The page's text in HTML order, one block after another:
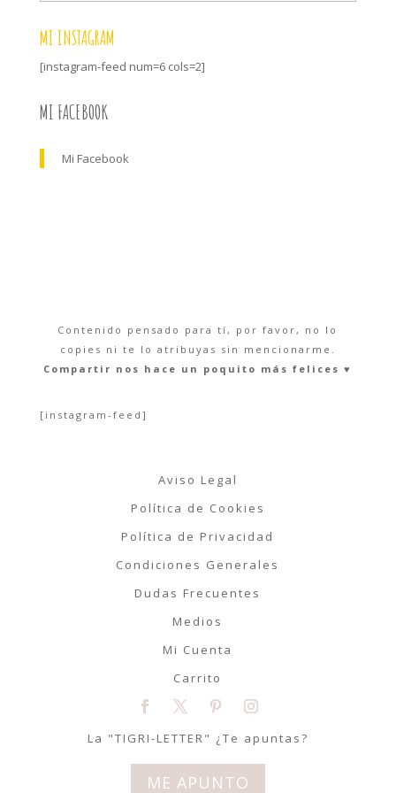
MI INSTAGRAM
[instagram-feed num=6 cols=2]
MI FACEBOOK
Mi Facebook
Contenido pensado para tí, por favor, no lo
copies ni te lo atribuyas sin mencionarme.
Compartir nos hace un poquito más felices ♥︎
[instagram-feed]
Aviso Legal
Política de Cookies
Política de Privacidad
Condiciones Generales
Dudas Frecuentes
Medios
Mi Cuenta
Carrito
La "TIGRI-LETTER" ¿Te apuntas?
ME APUNTO